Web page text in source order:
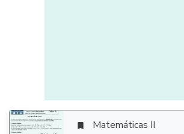
 Matemáticas II